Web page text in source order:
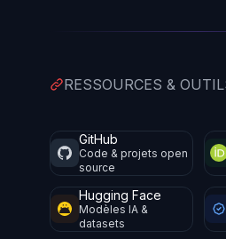
RESSOURCES &
GitHub
Code & projets open
source
Hugging Face
Modèles IA &
datasets